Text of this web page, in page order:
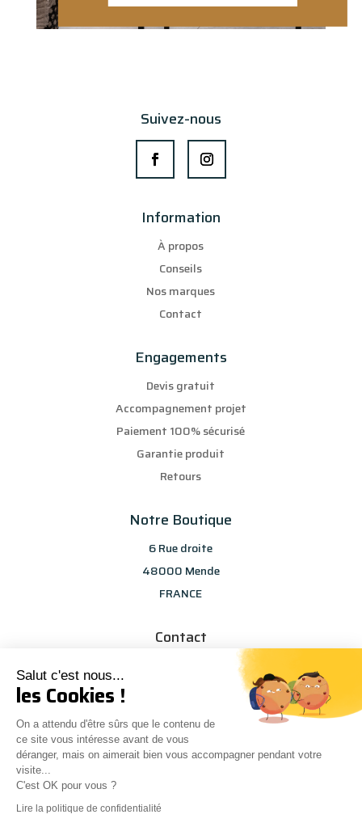
Salut c'est nous...
les Cookies !
On a attendu d'être sûrs que le contenu de
ce site vous intéresse avant de vous
déranger, mais on aimerait bien vous accompagner pendant votre
visite...
C'est OK pour vous ?
Lire la politique de confidentialité
Suivez-nous
Information
À propos
Conseils
Nos marques
Contact
Engagements
Devis gratuit
Accompagnement projet
Paiement 100% sécurisé
Garantie produit
Retours
Notre Boutique
6 Rue droite
48000 Mende
FRANCE
Contact
info@les-selections-sandp.fr
Conception